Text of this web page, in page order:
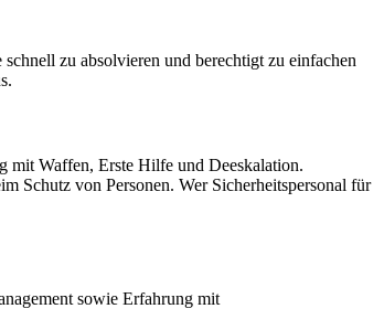
zu absolvieren und berechtigt zu einfachen
mit Waffen, Erste Hilfe und Deeskalation.
Schutz von Personen. Wer Sicherheitspersonal für
sowie Erfahrung mit